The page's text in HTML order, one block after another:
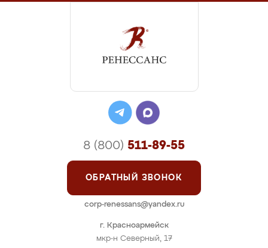
г. Красноармейск
мкр-н Северный, 17
8 (800) 511-89-55
ОБРАТНЫЙ ЗВОНОК
corp-renessans@yandex.ru